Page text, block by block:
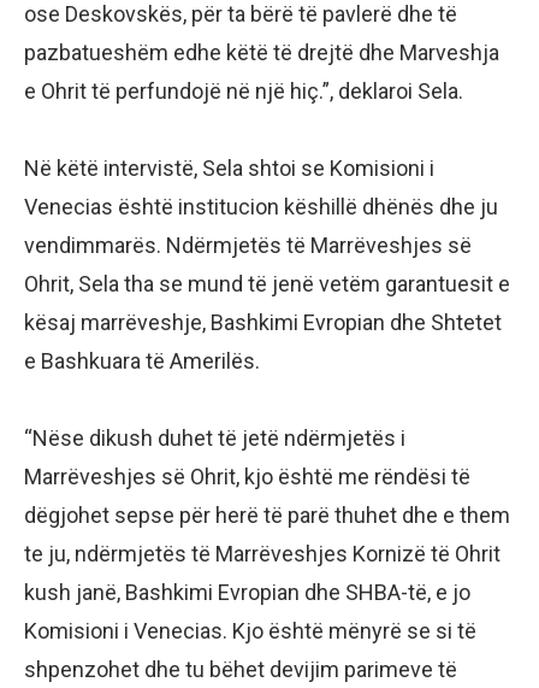
ose Deskovskës, për ta bërë të pavlerë dhe të
pazbatueshëm edhe këtë të drejtë dhe Marveshja
e Ohrit të perfundojë në një hiç.”, deklaroi Sela.
Në këtë intervistë, Sela shtoi se Komisioni i
Venecias është institucion këshillë dhënës dhe ju
vendimmarës. Ndërmjetës të Marrëveshjes së
Ohrit, Sela tha se mund të jenë vetëm garantuesit e
kësaj marrëveshje, Bashkimi Evropian dhe Shtetet
e Bashkuara të Amerilës.
“Nëse dikush duhet të jetë ndërmjetës i
Marrëveshjes së Ohrit, kjo është me rëndësi të
dëgjohet sepse për herë të parë thuhet dhe e them
te ju, ndërmjetës të Marrëveshjes Kornizë të Ohrit
kush janë, Bashkimi Evropian dhe SHBA-të, e jo
Komisioni i Venecias. Kjo është mënyrë se si të
shpenzohet dhe tu bëhet devijim parimeve të